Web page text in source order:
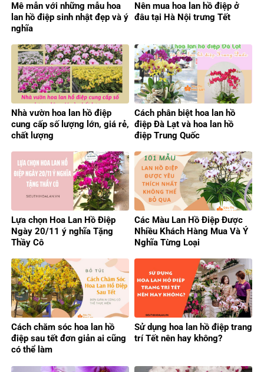
Mê mẫn với những mẫu hoa
lan hồ điệp sinh nhật đẹp và ý
nghĩa
Nên mua hoa lan hồ điệp ở
đâu tại Hà Nội trưng Tết
Nhà vườn hoa lan hồ điệp
cung cấp số lượng lớn, giá rẻ,
chất lượng
Cách phân biệt hoa lan hồ
điệp Đà Lạt và hoa lan hồ
điệp Trung Quốc
Lựa chọn Hoa Lan Hồ Điệp
Ngày 20/11 ý nghĩa Tặng
Thầy Cô
Các Màu Lan Hồ Điệp Được
Nhiều Khách Hàng Mua Và Ý
Nghĩa Từng Loại
Cách chăm sóc hoa lan hồ
điệp sau tết đơn giản ai cũng
có thể làm
Sử dụng hoa lan hồ điệp trang
trí Tết nên hay không?